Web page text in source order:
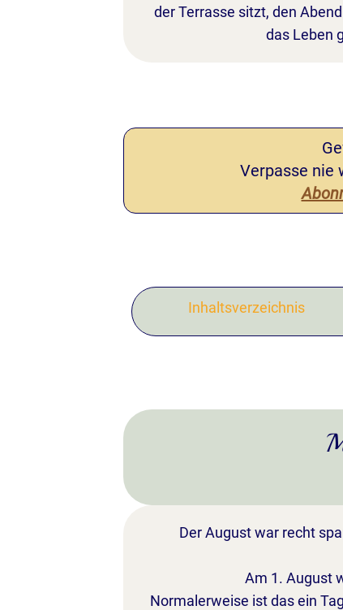
der Terrasse sitzt, den
das Leben
Verpasse nie
Inhaltsverzeichnis
Der August war recht
Am 1. August
Normalerweise ist das ein